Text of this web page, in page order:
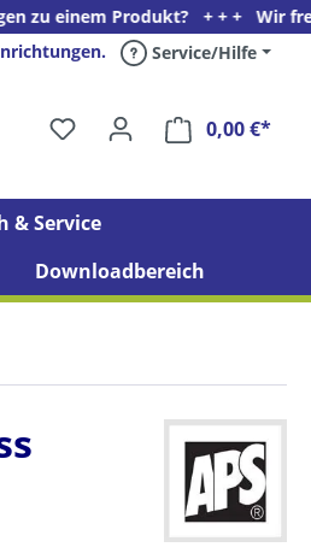
Produkt? + + + Wir freuen
Service/Hilfe
0,00 €*
& Service
Downloadbereich